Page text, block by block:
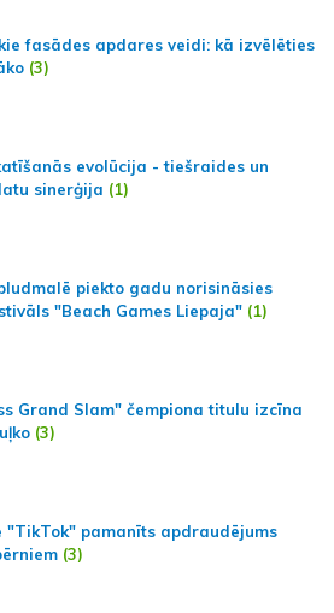
fasādes apdares veidi: kā izvēlēties
(3)
evolūcija - tiešraides un
sinerģija (1)
piekto gadu norisināsies
"Beach Games Liepaja" (1)
Grand Slam" čempiona titulu izcīna
(3)
"TikTok" pamanīts apdraudējums
(3)